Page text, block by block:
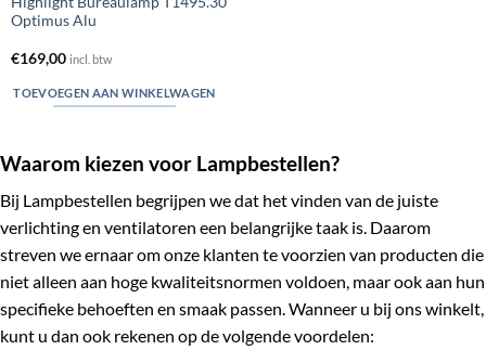
Optimus Alu
€169,00 incl. btw
TOEVOEGEN AAN WINKELWAGEN
Waarom kiezen voor Lampbestellen?
Bij Lampbestellen begrijpen we dat het vinden van de juiste
verlichting en ventilatoren een belangrijke taak is. Daarom
streven we ernaar om onze klanten te voorzien van producten die
niet alleen aan hoge kwaliteitsnormen voldoen, maar ook aan hun
specifieke behoeften en smaak passen. Wanneer u bij ons winkelt,
kunt u dan ook rekenen op de volgende voordelen: